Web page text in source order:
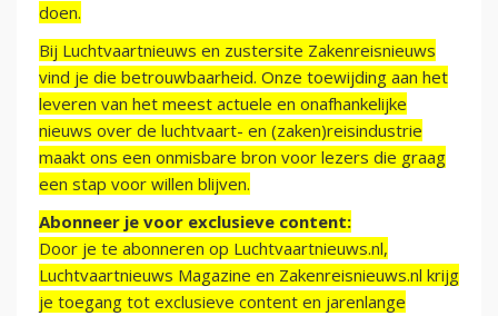
doen.
Bij Luchtvaartnieuws en zustersite Zakenreisnieuws
vind je die betrouwbaarheid. Onze toewijding aan het
leveren van het meest actuele en onafhankelijke
nieuws over de luchtvaart- en (zaken)reisindustrie
maakt ons een onmisbare bron voor lezers die graag
een stap voor willen blijven.
Abonneer je voor exclusieve content:
Door je te abonneren op Luchtvaartnieuws.nl,
Luchtvaartnieuws Magazine en Zakenreisnieuws.nl krijg
je toegang tot exclusieve content en jarenlange